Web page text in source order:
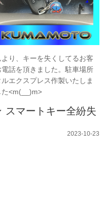
り、キーを失くしてるお客
話を頂きました。駐車場所
エクスプレス作製いたしま
た<m(__)m>
スマートキー全紛失
2023-10-23